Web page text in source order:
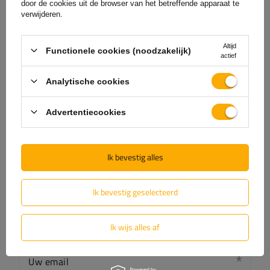
5/5
De inhoud van uw beoordeling
Voeg je eigen productfoto toe:
Uw email
door de cookies uit de browser van het betreffende apparaat te
verwijderen.
Functionele cookies (noodzakelijk)
Altijd
actief
Analytische cookies
Advertentiecookies
Ik bevestig geselecteerd
Ik wijs alles af
Ik bevestig alles